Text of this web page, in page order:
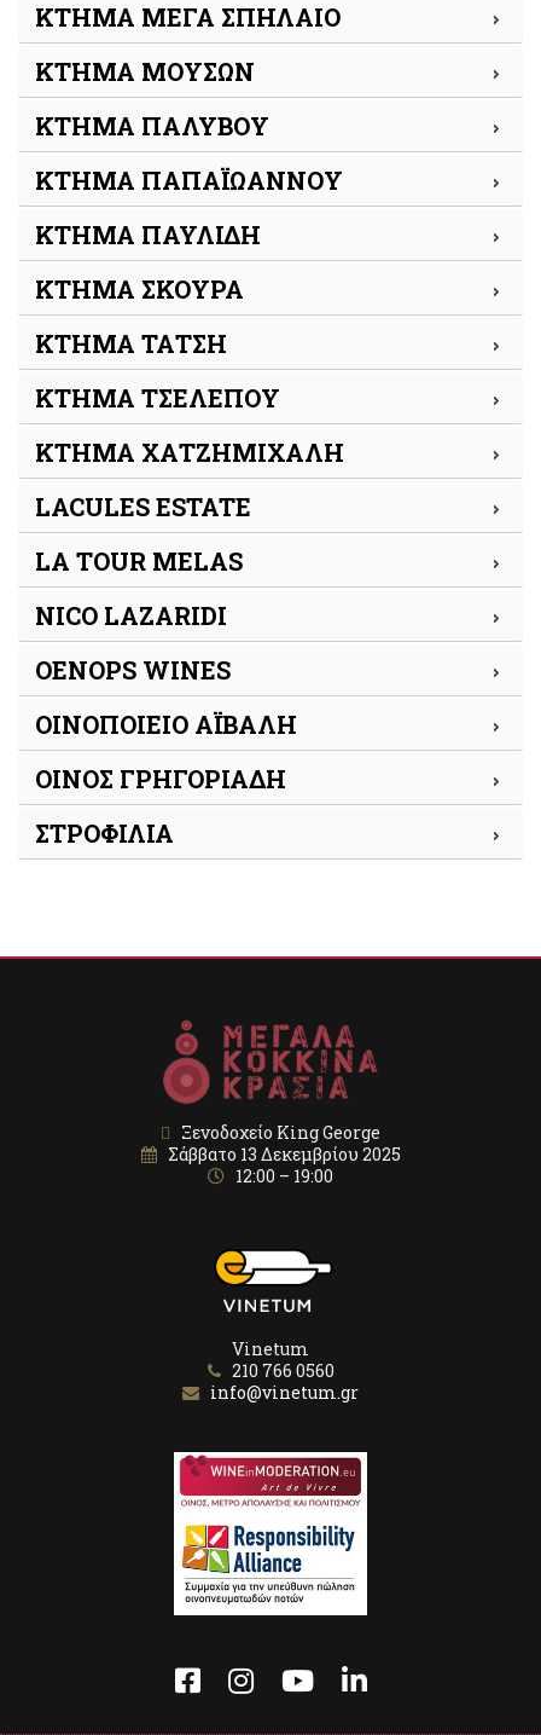
ΚΤΗΜΑ ΜΕΓΑ ΣΠΗΛΑΙΟ
ΚΤΗΜΑ ΜΟΥΣΩΝ
ΚΤΗΜΑ ΠΑΛΥΒΟΥ
ΚΤΗΜΑ ΠΑΠΑΪΩΑΝΝΟΥ
ΚΤΗΜΑ ΠΑΥΛΙΔΗ
ΚΤΗΜΑ ΣΚΟΥΡΑ
ΚΤΗΜΑ ΤΑΤΣΗ
ΚΤΗΜΑ ΤΣΕΛΕΠΟΥ
ΚΤΗΜΑ ΧΑΤΖΗΜΙΧΑΛΗ
LACULES ESTATE
LA TOUR MELAS
NICO LAZARIDI
OENOPS WINES
ΟΙΝΟΠΟΙΕΙΟ ΑΪΒΑΛΗ
ΟΙΝΟΣ ΓΡΗΓΟΡΙΑΔΗ
ΣΤΡΟΦΙΛΙΑ
Ξενοδοχείο King George
Σάββατο 13 Δεκεμβρίου 2025
12:00 – 19:00
Vinetum
210 766 0560
info@vinetum.gr